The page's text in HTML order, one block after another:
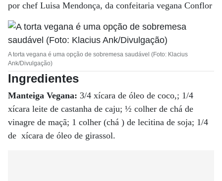
por chef Luisa Mendonça, da confeitaria vegana Conflor
A torta vegana é uma opção de sobremesa saudável (Foto: Klacius
Ank/Divulgação)
Ingredientes
Manteiga Vegana: 3/4 xícara de óleo de coco,; 1/4
xícara leite de castanha de caju; ½ colher de chá de
vinagre de maçã; 1 colher (chá ) de lecitina de soja; 1/4
de xícara de óleo de girassol.